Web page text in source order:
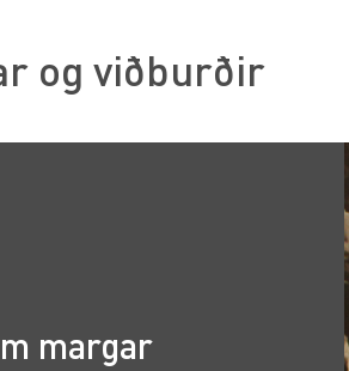
og viðburðir
margar